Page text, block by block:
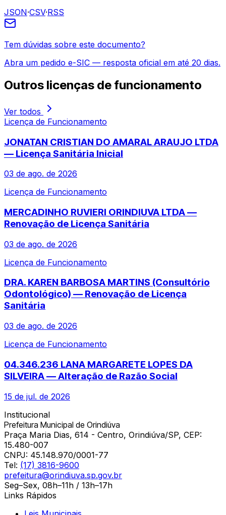
JSON·CSV·RSS
Tem dúvidas sobre este documento?
Abra um pedido e-SIC — resposta oficial em até 20 dias.
Outros licenças de funcionamento
Ver todos
Licença de Funcionamento
JONATAN CRISTIAN DO AMARAL ARAUJO LTDA
— Licença Sanitária Inicial
03 de ago. de 2026
Licença de Funcionamento
MERCADINHO RUVIERI ORINDIUVA LTDA —
Renovação de Licença Sanitária
03 de ago. de 2026
Licença de Funcionamento
DRA. KAREN BARBOSA MARTINS (Consultório
Odontológico) — Renovação de Licença
Sanitária
03 de ago. de 2026
Licença de Funcionamento
04.346.236 LANA MARGARETE LOPES DA
SILVEIRA — Alteração de Razão Social
15 de jul. de 2026
Institucional
Prefeitura Municipal de Orindiúva
Praça Maria Dias, 614 - Centro, Orindiúva/SP, CEP:
15.480-007
CNPJ: 45.148.970/0001-77
Tel: (17) 3816-9600
prefeitura@orindiuva.sp.gov.br
Seg–Sex, 08h–11h / 13h–17h
Links Rápidos